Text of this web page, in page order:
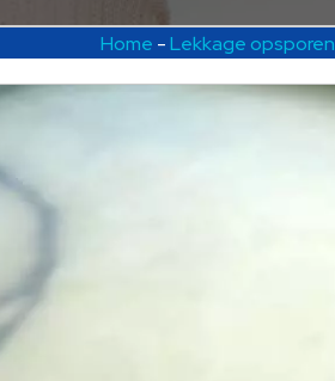
Home -Lekkage opsporen